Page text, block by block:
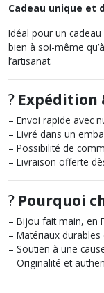
Cadeau unique et
Idéal pour un
bien à soi-même
l’artisanat.
? Expédition
– Envoi rapide avec
– Livré dans un
– Possibilité de
– Livraison offerte
? Pourquoi
– Bijou fait main, en
– Matériaux
– Soutien à une
– Originalité et